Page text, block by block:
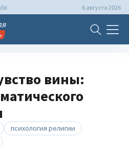
6 августа 2026
вины:
психология религии